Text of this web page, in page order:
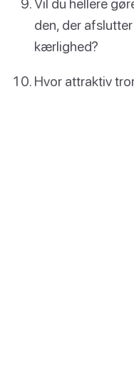
den, der
kærlighed?
Hvor attraktiv